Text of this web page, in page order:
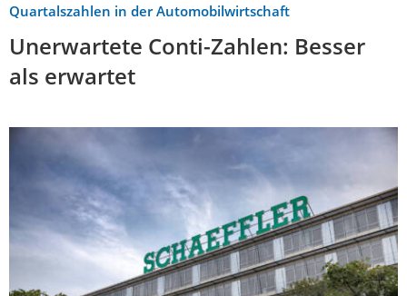
Quartalszahlen in der Automobilwirtschaft
Unerwartete Conti-Zahlen: Besser
als erwartet